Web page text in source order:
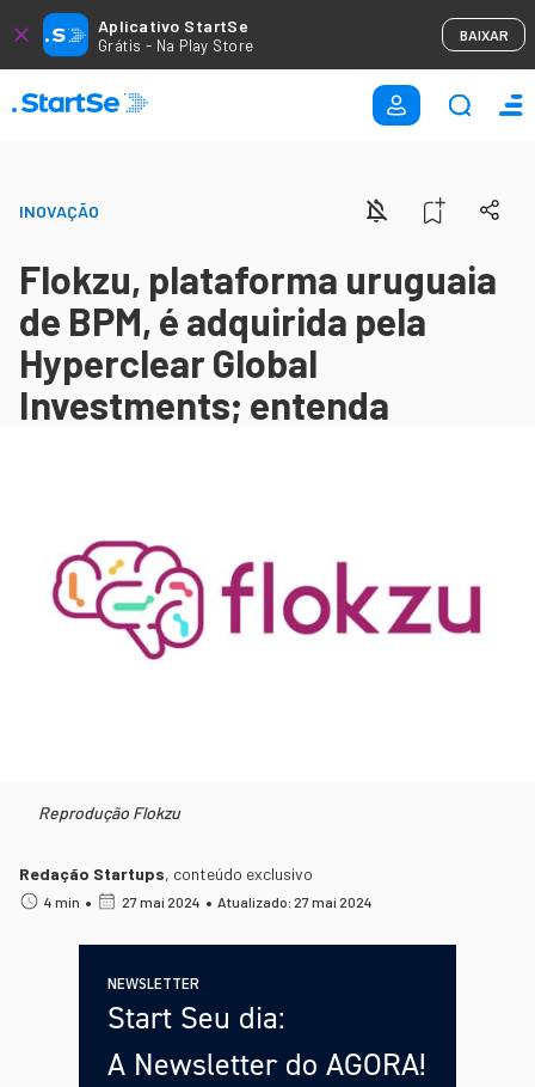
Aplicativo StartSe
Grátis - Na Play Store
BAIXAR
INOVAÇÃO
Flokzu, plataforma uruguaia
de BPM, é adquirida pela
Hyperclear Global
Investments; entenda
Reprodução Flokzu
Redação Startups, conteúdo exclusivo
4 min • 27 mai 2024 • Atualizado: 27 mai 2024
NEWSLETTER
Start Seu dia:
A Newsletter do AGORA!